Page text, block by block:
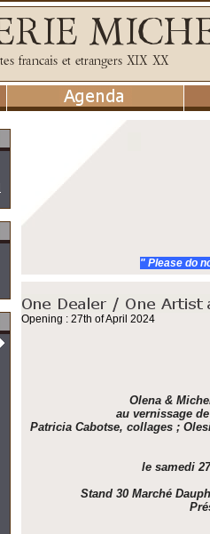
" Please do
Opening : 27th of April 2024
Olena &
au vernissage
Patricia Cabotse, collages ;
le samedi
Stand 30 Marché